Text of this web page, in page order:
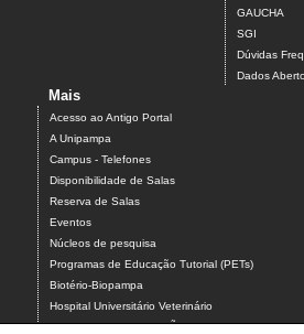
GAUCHA
SGI
Dúvidas
Dados
Mais
Acesso ao Antigo Portal
A Unipampa
Campus - Telefones
Disponibilidade de Salas
Reserva de Salas
Eventos
Núcleos de pesquisa
Programas de Educação Tutorial (PETs)
Biotério-Biopampa
Hospital Universitário Veterinário
Chamados MANUTENÇÃO PREDIAL E AR-